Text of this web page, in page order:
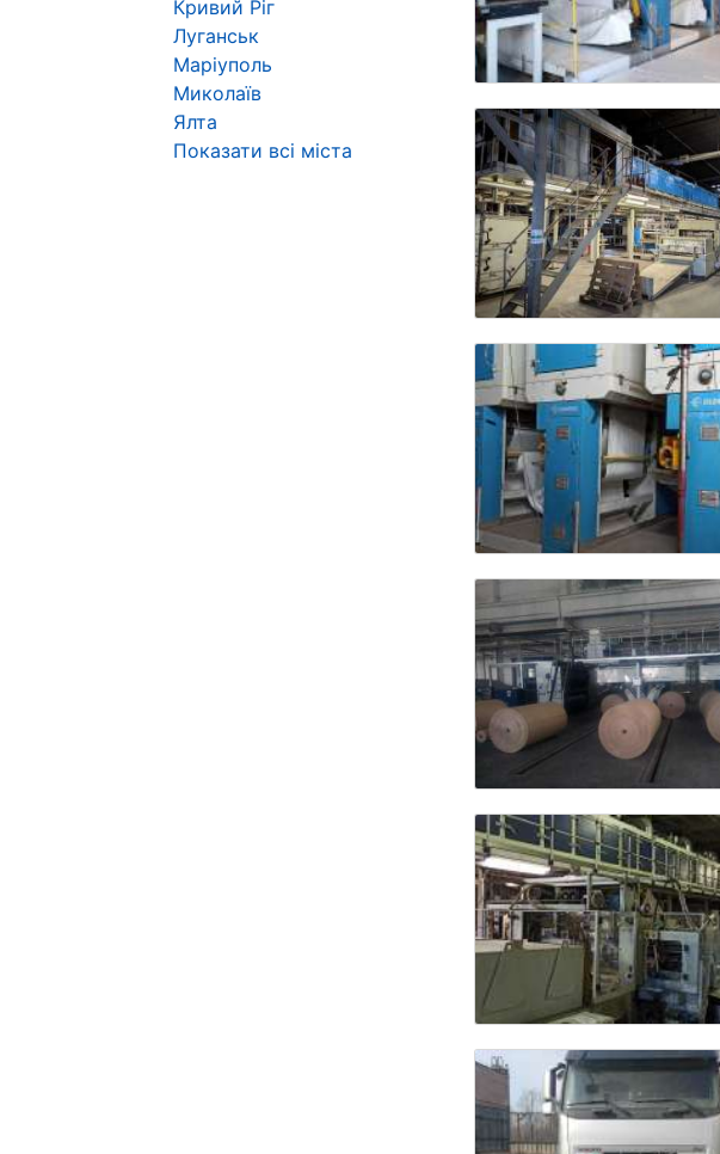
Кривий Ріг
Луганськ
Маріуполь
Миколаїв
Ялта
Показати всі міста